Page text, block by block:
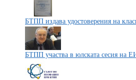
БТПП издава удостоверения на
БТПП участва в юлската сесия на